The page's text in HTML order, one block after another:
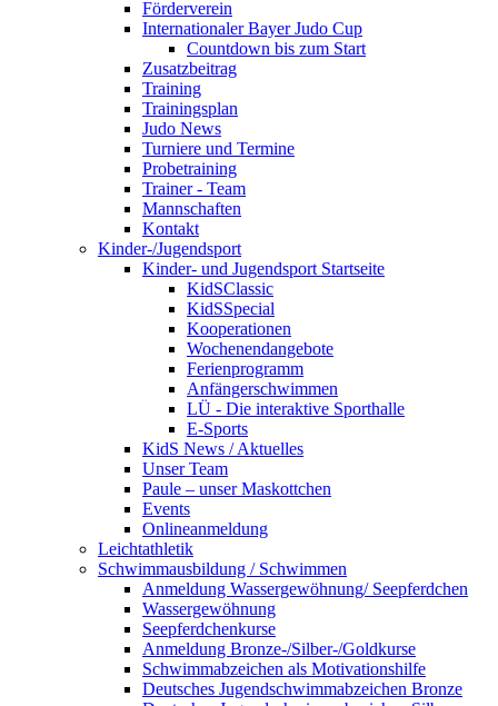
Förderverein
Internationaler Bayer Judo Cup
Countdown bis zum Start
Zusatzbeitrag
Training
Trainingsplan
Judo News
Turniere und Termine
Probetraining
Trainer - Team
Mannschaften
Kontakt
Kinder-/Jugendsport
Kinder- und Jugendsport Startseite
KidSClassic
KidSSpecial
Kooperationen
Wochenendangebote
Ferienprogramm
Anfängerschwimmen
LÜ - Die interaktive Sporthalle
E-Sports
KidS News / Aktuelles
Unser Team
Paule – unser Maskottchen
Events
Onlineanmeldung
Leichtathletik
Schwimmausbildung / Schwimmen
Anmeldung Wassergewöhnung/ Seepferdchen
Wassergewöhnung
Seepferdchenkurse
Anmeldung Bronze-/Silber-/Goldkurse
Schwimmabzeichen als Motivationshilfe
Deutsches Jugendschwimmabzeichen Bronze